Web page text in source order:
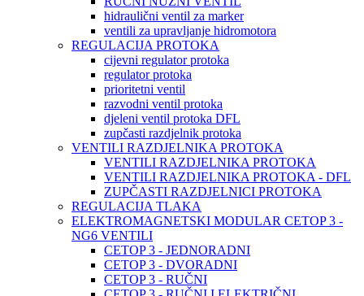
hidraulični ventil za marker
ventili za upravljanje hidromotora
REGULACIJA PROTOKA
cijevni regulator protoka
regulator protoka
prioritetni ventil
razvodni ventil protoka
djeleni ventil protoka DFL
zupčasti razdjelnik protoka
VENTILI RAZDJELNIKA PROTOKA
VENTILI RAZDJELNIKA PROTOKA
VENTILI RAZDJELNIKA PROTOKA - DFL
ZUPČASTI RAZDJELNICI PROTOKA
REGULACIJA TLAKA
ELEKTROMAGNETSKI MODULAR CETOP 3 -
NG6 VENTILI
CETOP 3 - JEDNORADNI
CETOP 3 - DVORADNI
CETOP 3 - RUČNI